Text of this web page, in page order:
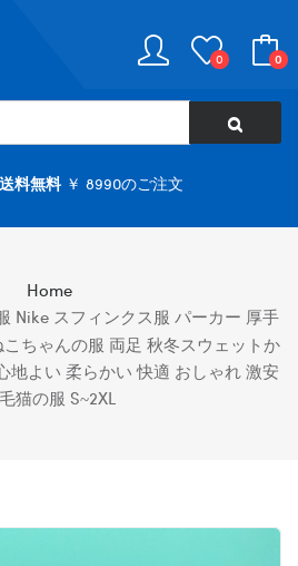
0 0
料無料￥ 8990のご注文
Home
Nike スフィンクス服 パーカー 厚手
ちゃんの服 両足 秋冬スウェットか
地よい 柔らかい 快適 おしゃれ 激安
猫の服 S~2XL